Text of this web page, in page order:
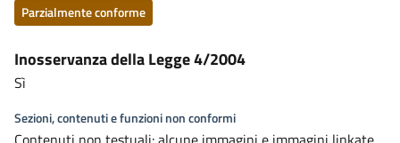
Parzialmente conforme
Inosservanza della Legge 4/2004
Sì
Sezioni, contenuti e funzioni non conformi